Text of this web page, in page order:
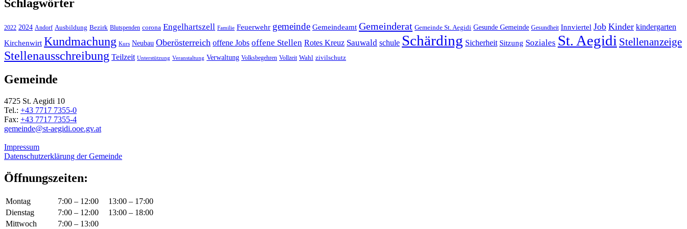
Schlagwörter
2022 2024 Andorf Ausbildung Bezirk Blutspenden corona Engelhartszell Familie Feuerwehr gemeinde Gemeindeamt Gemeinderat Gemeinde St. Aegidi Gesunde Gemeinde Gesundheit Innviertel Job Kinder kindergarten
Kirchenwirt Kundmachung Kurs Neubau Oberösterreich offene Jobs offene Stellen Rotes Kreuz Sauwald schule Schärding Sicherheit Sitzung Soziales St. Aegidi Stellenanzeige
Stellenausschreibung Teilzeit Unterstützung Veranstaltung Verwaltung Volksbegehren Vollzeit Wahl zivilschutz
Gemeinde
4725 St. Aegidi 10
Tel.: +43 7717 7355-0
Fax: +43 7717 7355-4
gemeinde@st-aegidi.ooe.gv.at
Impressum
Datenschutzerklärung der Gemeinde
Öffnungszeiten:
Montag 7:00 – 12:00
13:00 – 17:00
Dienstag
7:00 – 12:00
13:00 – 18:00
Mittwoch
7:00 – 13:00